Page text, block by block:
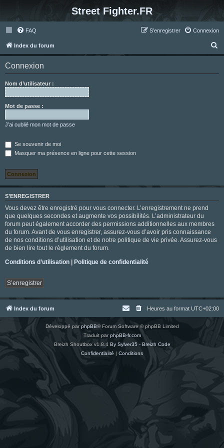
Street Fighter.FR
FAQ Connexion
S’enregistrer
Index du forum
e
Connexion
Nom d’utilisateur :
Mot de passe :
J’ai oublié mon mot de passe
Se souvenir de moi
Masquer ma présence en ligne pour cette session
S’ENREGISTRER
Vous devez être enregistré pour vous connecter. L’enregistrement ne prend
que quelques secondes et augmente vos possibilités. L’administrateur du
forum peut également accorder des permissions additionnelles aux membres
du forum. Avant de vous enregistrer, assurez-vous d’avoir pris connaissance
de nos conditions d’utilisation et de notre politique de vie privée. Assurez-vous
de bien lire tout le règlement du forum.
Conditions d’utilisation | Politique de confidentialité
S’enregistrer
Index du forum Heures au format UTC+02:00
Développé parphpBB® Forum Software © phpBB Limited
Traduit parphpBB-fr.com
Breizh Shoutbox v1.8.4 By Sylver35 - Breizh Code
Confidentialité | Conditions